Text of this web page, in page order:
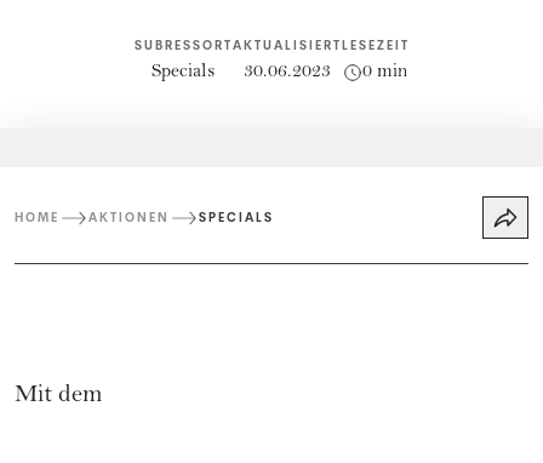
SUBRESSORT
Specials
AKTUALISIERT
30.06.2023
LESEZEIT
0 min
HOME AKTIONEN SPECIALS
Mit dem